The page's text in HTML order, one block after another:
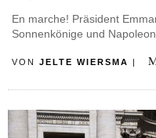
En marche! Präsident
Sonnenkönige und
VON JELTE WIERSMA |